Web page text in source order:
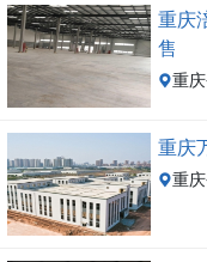
重庆
售
重
重庆
重